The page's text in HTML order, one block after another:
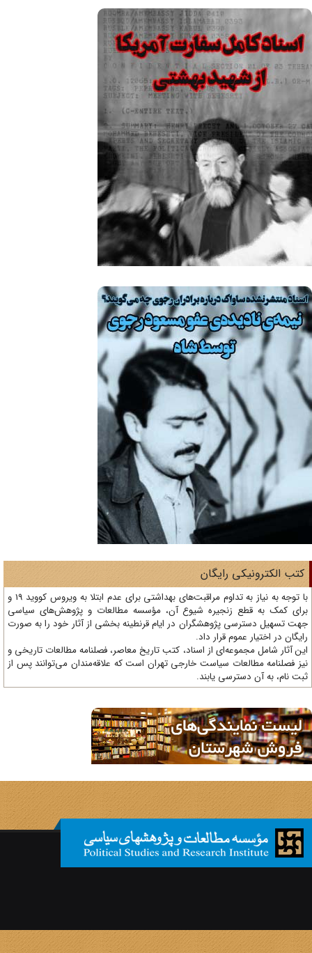
الکترونیکی رایگان
با توجه به نیاز به تداوم مراقبت‌های بهداشتی برای عدم ابتلا به ویروس کووید 19 و
کمک به قطع زنجیره شیوع آن، مؤسسه مطالعات و پژوهش‌های سیاسی
تسهیل دسترسی پژوهشگران در ایام قرنطینه بخشی از آثار خود را به صورت
در اختیار عموم قرار داد.
آثار شامل مجموعه‌ای از اسناد، کتب تاریخ معاصر، فصلنامه‌ مطالعات تاریخی و
فصلنامه مطالعات سیاست خارجی تهران است که علاقه‌مندان می‌توانند پس از
نام، به آن دسترسی یابند.